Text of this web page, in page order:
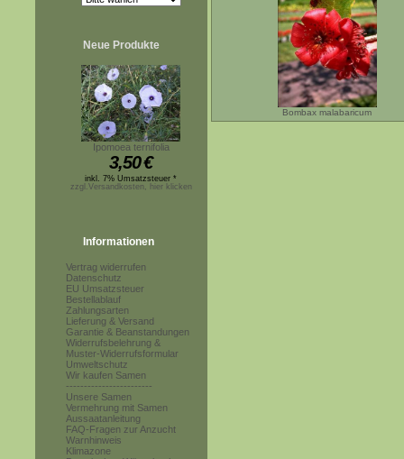
Neue Produkte
Ipomoea ternifolia
3,50€
inkl. 7% Umsatzsteuer *
zzgl.Versandkosten, hier klicken
Informationen
Vertrag widerrufen
Datenschutz
EU Umsatzsteuer
Bestellablauf
Zahlungsarten
Lieferung & Versand
Garantie & Beanstandungen
Widerrufsbelehrung &
Muster-Widerrufsformular
Umweltschutz
Wir kaufen Samen
------------------------
Unsere Samen
Vermehrung mit Samen
Aussaatanleitung
FAQ-Fragen zur Anzucht
Warnhinweis
Klimazone
Bombax malabaricum